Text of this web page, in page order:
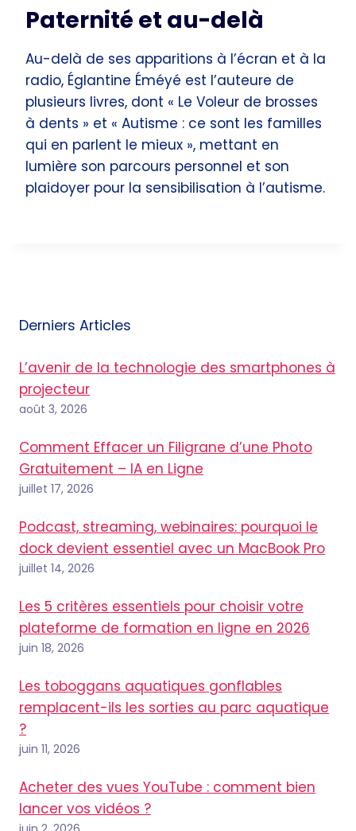
Paternité et au-delà
Au-delà de ses apparitions à l’écran et à la
radio, Églantine Éméyé est l’auteure de
plusieurs livres, dont « Le Voleur de brosses
à dents » et « Autisme : ce sont les familles
qui en parlent le mieux », mettant en
lumière son parcours personnel et son
plaidoyer pour la sensibilisation à l’autisme.
Derniers Articles
L’avenir de la technologie des smartphones à
projecteur
août 3, 2026
Comment Effacer un Filigrane d’une Photo
Gratuitement – IA en Ligne
juillet 17, 2026
Podcast, streaming, webinaires: pourquoi le
dock devient essentiel avec un MacBook Pro
juillet 14, 2026
Les 5 critères essentiels pour choisir votre
plateforme de formation en ligne en 2026
juin 18, 2026
Les toboggans aquatiques gonflables
remplacent-ils les sorties au parc aquatique
?
juin 11, 2026
Acheter des vues YouTube : comment bien
lancer vos vidéos ?